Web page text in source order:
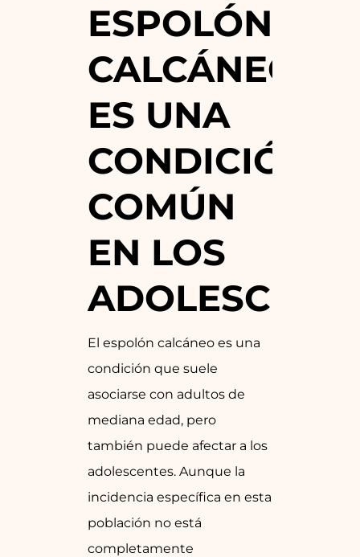
ESPOLÓN
CALCÁNEO
ES UNA
CONDICIÓN
COMÚN
EN LOS
El espolón calcáneo es una
condición que suele
asociarse con adultos de
mediana edad, pero
también puede afectar a los
adolescentes. Aunque la
incidencia específica en esta
población no está
completamente